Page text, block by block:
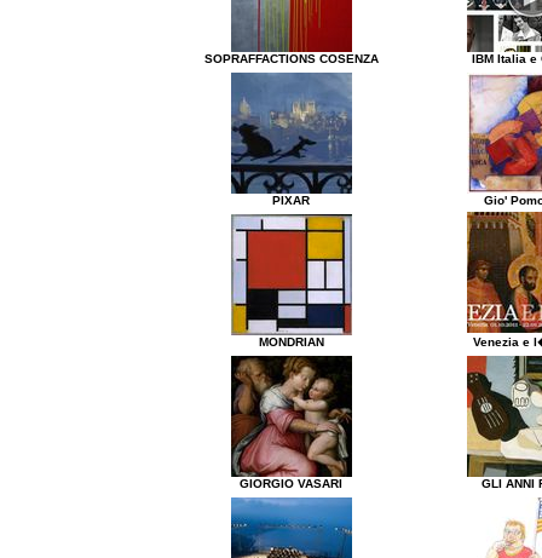
SOPRAFFACTIONS COSENZA IBM Italia e
PIXAR Gio'
MONDRIAN Venezia e
GIORGIO VASARI GLI ANNI